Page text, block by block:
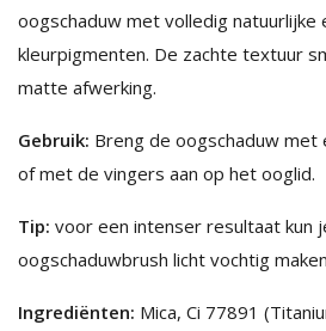
oogschaduw met volledig natuurlijke
kleurpigmenten. De zachte textuur
matte afwerking.
Gebruik: Breng de oogschaduw met
of met de vingers aan op het ooglid.
Tip: voor een intenser resultaat kun
oogschaduwbrush licht vochtig
Ingrediënten: Mica, Ci 77891